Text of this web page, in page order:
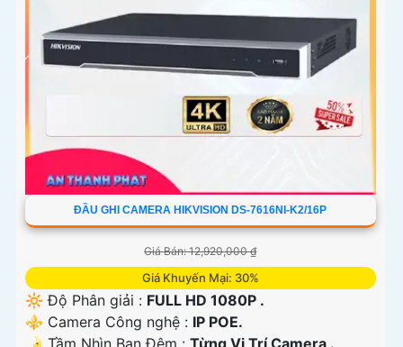
ĐẦU GHI CAMERA HIKVISION DS-7616NI-K2/16P
Giá Bán: 12,920,000 ₫
Giá Khuyến Mại: 30%
🔆 Độ Phân giải : FULL HD 1080P .
⚜️ Camera Công nghệ : IP POE.